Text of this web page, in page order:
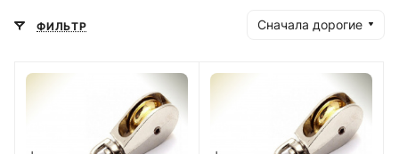
ФИЛЬТР Сначала дорогие